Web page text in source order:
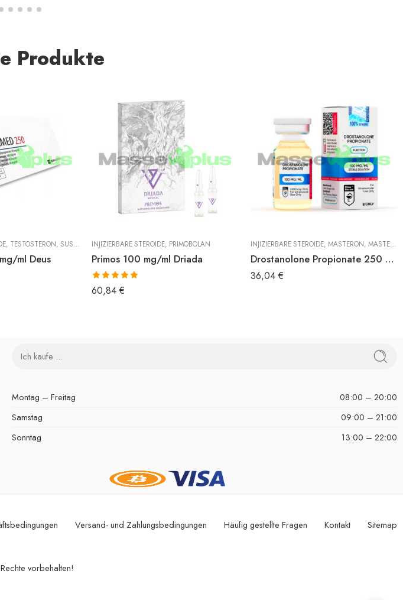
Produkte
, TESTOSTERON, SUSTANON
ml Deus
INJIZIERBARE STEROIDE, PRIMOBOLAN
Primos 100 mg/ml Driada
Bewertet mit
5.00von 5
60,84 €
INJIZIERBARE STEROIDE, MASTERON, MASTERON PROPIONAT
Drostanolone Propionate 250 mg/ml Hilma
36,04 €
Montag – Freitag
08:00 – 20:00
Samstag
09:00 – 21:00
Sonntag
13:00 – 22:00
Versand- und Zahlungsbedingungen Häufig gestellte Fragen Kontakt Sitemap
vorbehalten!